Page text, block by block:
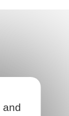
and